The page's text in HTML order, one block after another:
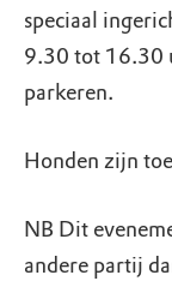
speciaal
9.30 tot 16.30
parkeren.
Honden zijn
NB Dit
andere partij